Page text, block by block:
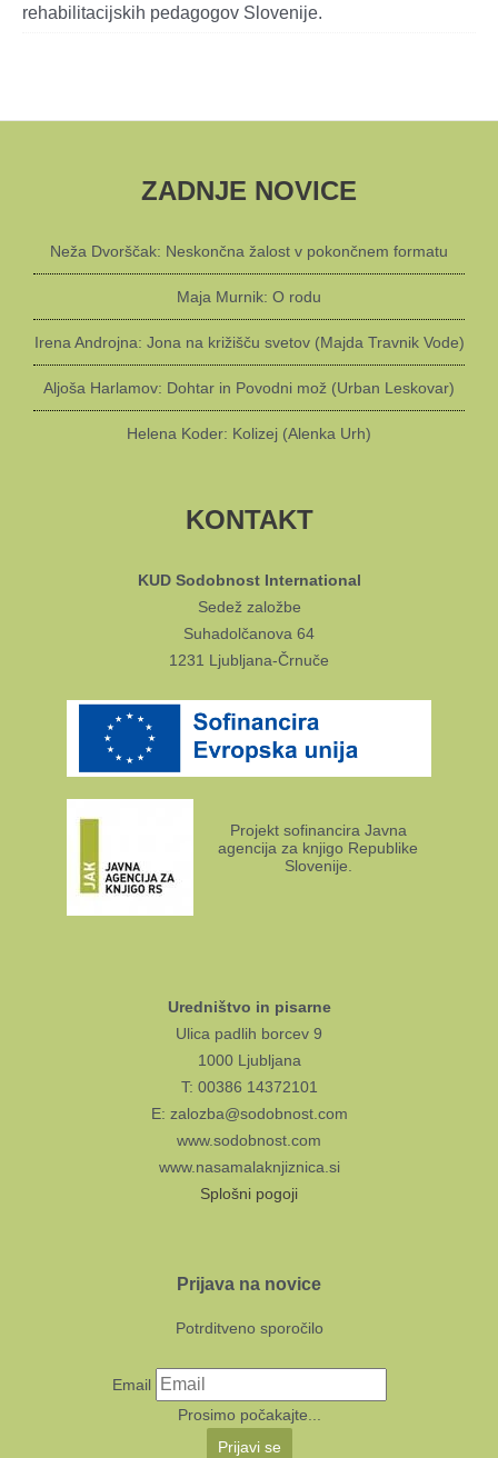
rehabilitacijskih pedagogov Slovenije.
ZADNJE NOVICE
Neža Dvorščak: Neskončna žalost v pokončnem formatu
Maja Murnik: O rodu
Irena Androjna: Jona na križišču svetov (Majda Travnik Vode)
Aljoša Harlamov: Dohtar in Povodni mož (Urban Leskovar)
Helena Koder: Kolizej (Alenka Urh)
KONTAKT
KUD Sodobnost International
Sedež založbe
Suhadolčanova 64
1231 Ljubljana-Črnuče
Projekt sofinancira Javna
agencija za knjigo Republike
Slovenije.
Uredništvo in pisarne
Ulica padlih borcev 9
1000 Ljubljana
T: 00386 14372101
E: zalozba@sodobnost.com
www.sodobnost.com
www.nasamalaknjiznica.si
Splošni pogoji
Prijava na novice
Potrditveno sporočilo
Email
Prosimo počakajte...
Prijavi se